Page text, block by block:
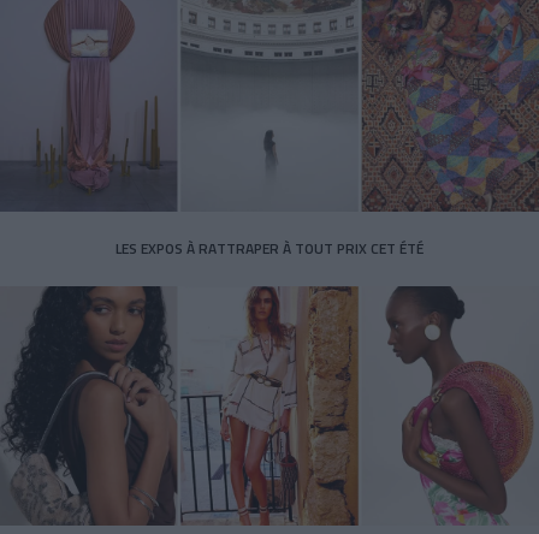
LES EXPOS À RATTRAPER À TOUT PRIX CET ÉTÉ